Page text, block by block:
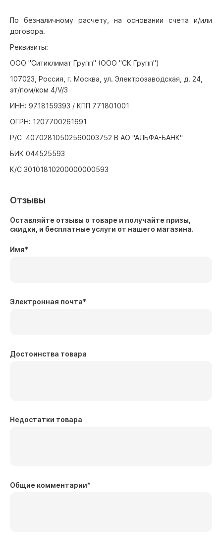
По безналичному расчету, на основании счета и/или
договора.
Реквизиты:
ООО "Ситиклимат Групп" (ООО "СК Групп")
107023, Россия, г. Москва, ул. Электрозаводская, д. 24,
эт/пом/ком 4/V/3
ИНН: 9718159393 / КПП 771801001
ОГРН: 1207700261691
Р/С 40702810502560003752 В АО "АЛЬФА-БАНК"
БИК 044525593
К/С 30101810200000000593
Отзывы
Оставляйте отзывы о товаре и получайте призы,
скидки, и бесплатные услуги от нашего магазина.
Имя*
Электронная почта*
Достоинства товара
Недостатки товара
Общие комментарии*